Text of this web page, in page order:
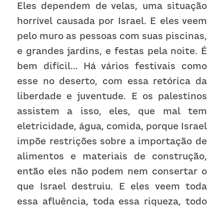
Eles dependem de velas, uma situação
horrível causada por Israel. E eles veem
pelo muro as pessoas com suas piscinas,
e grandes jardins, e festas pela noite. É
bem difícil… Há vários festivais como
esse no deserto, com essa retórica da
liberdade e juventude. E os palestinos
assistem a isso, eles, que mal tem
eletricidade, água, comida, porque Israel
impõe restrições sobre a importação de
alimentos e materiais de construção,
então eles não podem nem consertar o
que Israel destruiu. E eles veem toda
essa afluência, toda essa riqueza, todo